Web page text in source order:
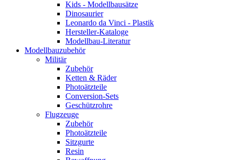
Kids - Modellbausätze
Dinosaurier
Leonardo da Vinci - Plastik
Hersteller-Kataloge
Modellbau-Literatur
Modellbauzubehör
Militär
Zubehör
Ketten & Räder
Photoätzteile
Conversion-Sets
Geschützrohre
Flugzeuge
Zubehör
Photoätzteile
Sitzgurte
Resin